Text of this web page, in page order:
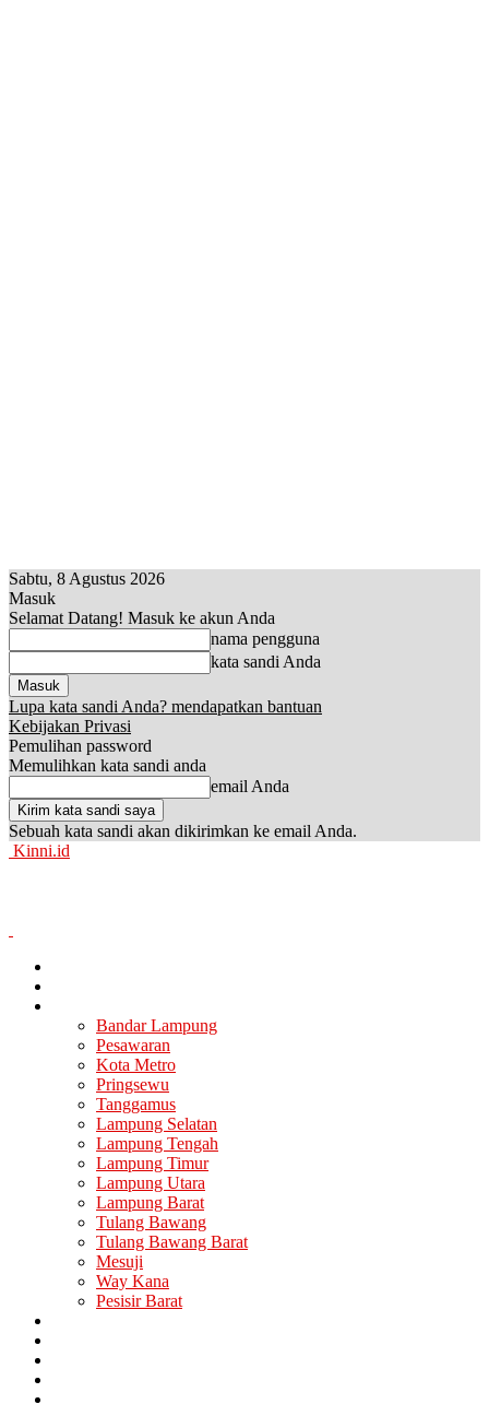
Sabtu, 8 Agustus 2026
Masuk
Selamat Datang! Masuk ke akun Anda
nama pengguna
kata sandi Anda
Lupa kata sandi Anda? mendapatkan bantuan
Kebijakan Privasi
Pemulihan password
Memulihkan kata sandi anda
email Anda
Sebuah kata sandi akan dikirimkan ke email Anda.
Kinni.id
Bandar Lampung
Pesawaran
Kota Metro
Pringsewu
Tanggamus
Lampung Selatan
Lampung Tengah
Lampung Timur
Lampung Utara
Lampung Barat
Tulang Bawang
Tulang Bawang Barat
Mesuji
Way Kana
Pesisir Barat